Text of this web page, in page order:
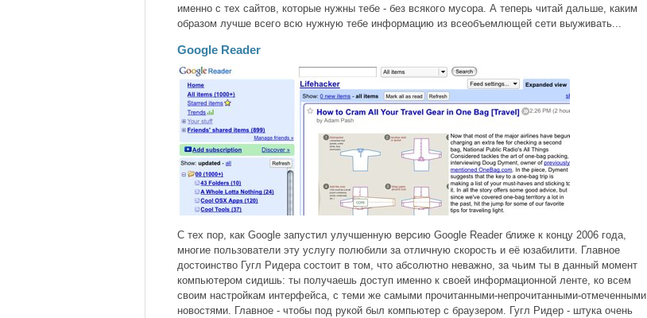
именно с тех сайтов, которые нужны тебе - без всякого мусора. А теперь читай дальше, каким
образом лучше всего всю нужную тебе информацию из всеобъемлющей сети выуживать...
Google Reader
С тех пор, как Google запустил улучшенную версию Google Reader ближе к концу 2006 года,
многие пользователи эту услугу полюбили за отличную скорость и её юзабилити. Главное
достоинство Гугл Ридера состоит в том, что абсолютно неважно, за чьим ты в данный момент
компьютером сидишь: ты получаешь доступ именно к своей информационной ленте, ко всем
своим настройкам интерфейса, с теми же самыми прочитанными-непрочитанными-отмеченными
новостями. Главное - чтобы под рукой был компьютер с браузером. Гугл Ридер - штука очень